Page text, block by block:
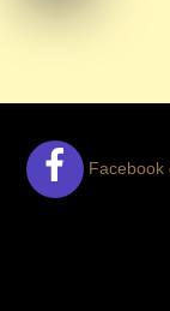
Facebook